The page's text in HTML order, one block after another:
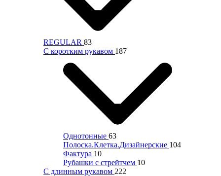
REGULAR 83
С коротким рукавом 187
Однотонные 63
Полоска.Клетка.Дизайнерские 104
Фактура 10
Рубашки с стрейтчем 10
С длинным рукавом 222